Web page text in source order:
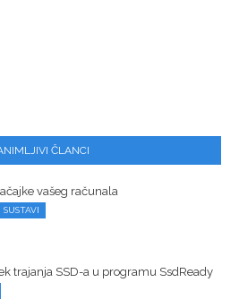
ČLANCI
vašeg računala
SUSTAVI
trajanja SSD-a u programu SsdReady